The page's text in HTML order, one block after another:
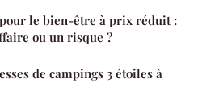
le bien-être à prix réduit :
ou un risque ?
de campings 3 étoiles à